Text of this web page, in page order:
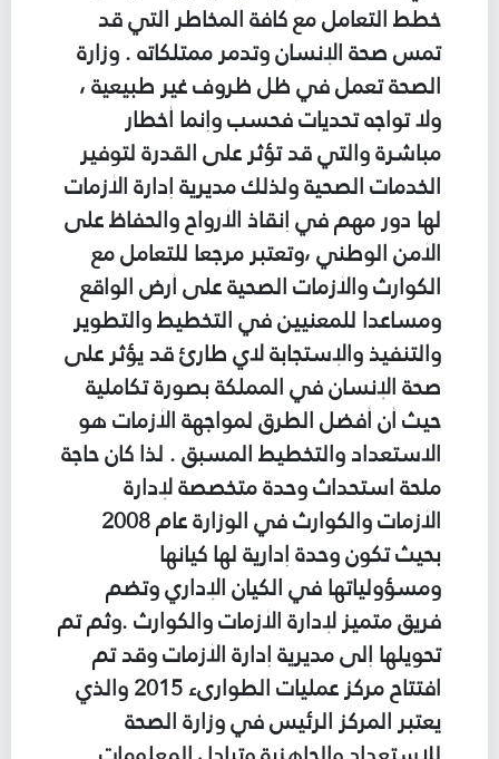
خطط التعامل مع كافة المخاطر التي قد
تمس صحة الإنسان وتدمر ممتلكاته . وزارة
الصحة تعمل في ظل ظروف غير طبيعية ،
ولا تواجه تحديات فحسب وإنما أخطار
مباشرة والتي قد تؤثر على القدرة لتوفير
الخدمات الصحية ولذلك مديرية إدارة الأزمات
لها دور مهم في إنقاذ الأرواح والحفاظ على
الأمن الوطني ،وتعتبر مرجعا للتعامل مع
الكوارث والأزمات الصحية على أرض الواقع
ومساعدا للمعنيين في التخطيط والتطوير
والتنفيذ والإستجابة لاي طارئ قد يؤثر على
صحة الإنسان في المملكة بصورة تكاملية
حيث أن أفضل الطرق لمواجهة الأزمات هو
الاستعداد والتخطيط المسبق . لذا كان حاجة
ملحة استحداث وحدة متخصصة لإدارة
الأزمات والكوارث في الوزارة عام 2008
بحيث تكون وحدة إدارية لها كيانها
ومسؤولياتها في الكيان الإداري وتضم
فريق متميز لإدارة الأزمات والكوارث .وثم تم
تحويلها إلى مديرية إدارة الأزمات وقد تم
افتتاح مركز عمليات الطوارىء 2015 والذي
يعتبر المركز الرئيس في وزارة الصحة